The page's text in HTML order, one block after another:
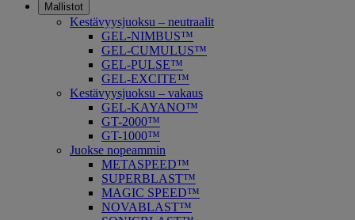
Mallistot
Kestävyysjuoksu – neutraalit
GEL-NIMBUS™
GEL-CUMULUS™
GEL-PULSE™
GEL-EXCITE™
Kestävyysjuoksu – vakaus
GEL-KAYANO™
GT-2000™
GT-1000™
Juokse nopeammin
METASPEED™
SUPERBLAST™
MAGIC SPEED™
NOVABLAST™